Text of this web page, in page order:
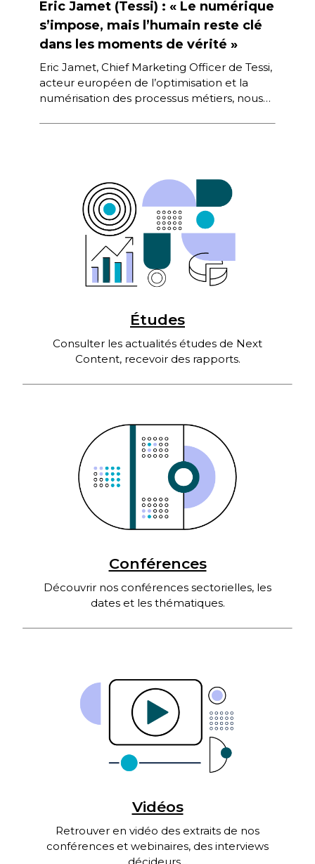
Eric Jamet (Tessi) : « Le numérique
s’impose, mais l’humain reste clé
dans les moments de vérité »
Eric Jamet, Chief Marketing Officer de Tessi,
acteur européen de l’optimisation et la
numérisation des processus métiers, nous
Études
Consulter les actualités études de Next
Content, recevoir des rapports.
Conférences
Découvrir nos conférences sectorielles, les
dates et les thématiques.
Vidéos
Retrouver en vidéo des extraits de nos
conférences et webinaires, des interviews